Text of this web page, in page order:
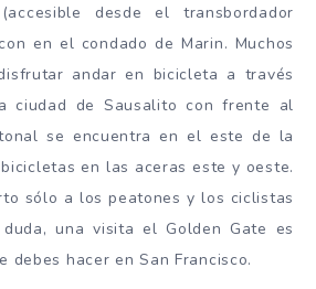
desde el transbordador
en el condado de Marin. Muchos
andar en bicicleta a través
ciudad de Sausalito con frente al
se encuentra en el este de la
en las aceras este y oeste.
sólo a los peatones y los ciclistas
una visita el Golden Gate es
debes hacer en San Francisco.